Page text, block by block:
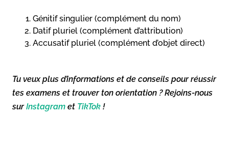
Génitif singulier (complément du nom)
Datif pluriel (complément d’attribution)
Accusatif pluriel (complément d’objet direct)
Tu veux plus d’informations et de conseils pour réussir
tes examens et trouver ton orientation ? Rejoins-nous
surInstagram et TikTok !